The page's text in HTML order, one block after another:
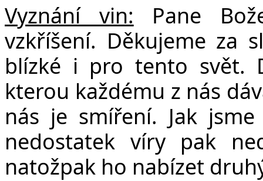
Vyznání vin: Pane
vzkříšení. Děkujeme za
blízké i pro tento svět.
kterou každému z nás
nás je smíření. Jak
nedostatek víry pak
natožpak ho nabízet